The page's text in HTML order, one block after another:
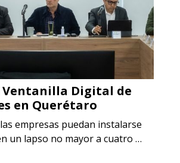
Ventanilla Digital de
en Querétaro
empresas puedan instalarse
un lapso no mayor a cuatro …